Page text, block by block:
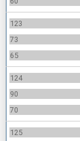
123
73
65
124
90
70
125